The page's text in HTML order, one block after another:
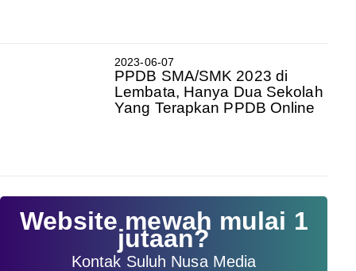
2023-06-07
PPDB SMA/SMK 2023 di
Lembata, Hanya Dua Sekolah
Yang Terapkan PPDB Online
Website mewah mulai 1
jutaan?
Kontak Suluh Nusa Media